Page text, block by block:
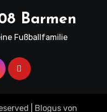
Barmen
Fußballfamilie
Blogus von